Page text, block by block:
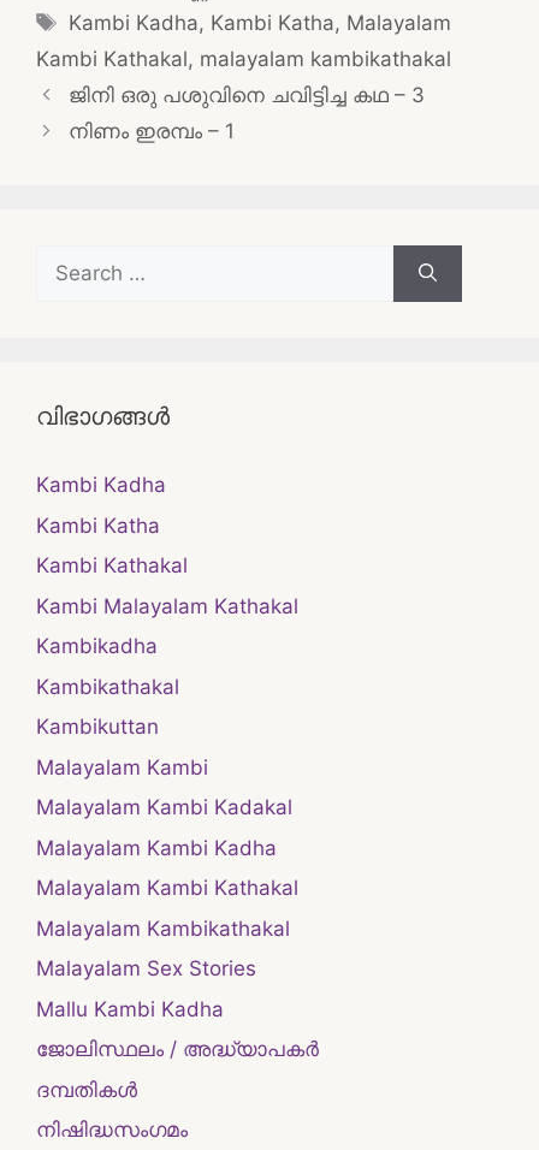
Tags
Kambi Kadha, Kambi Katha, Malayalam
Kambi Kathakal, malayalam kambikathakal
Post
navigation
ജിനി ഒരു പശുവിനെ ചവിട്ടിച്ച കഥ – 3
നിണം ഇരമ്പം – 1
Search
for:
വിഭാഗങ്ങൾ
Kambi Kadha
Kambi Katha
Kambi Kathakal
Kambi Malayalam Kathakal
Kambikadha
Kambikathakal
Kambikuttan
Malayalam Kambi
Malayalam Kambi Kadakal
Malayalam Kambi Kadha
Malayalam Kambi Kathakal
Malayalam Kambikathakal
Malayalam Sex Stories
Mallu Kambi Kadha
ജോലിസ്ഥലം / അദ്ധ്യാപകർ
ദമ്പതികള്‍
നിഷിദ്ധസംഗമം